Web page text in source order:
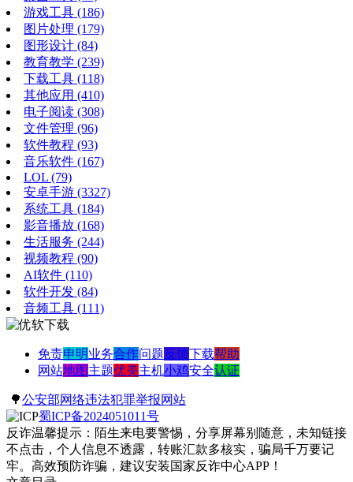
游戏工具 (186)
图片处理 (179)
图形设计 (84)
教育教学 (239)
下载工具 (118)
其他应用 (410)
电子阅读 (308)
文件管理 (96)
软件教程 (93)
音乐软件 (167)
LOL (79)
安卓手游 (3327)
系统工具 (184)
影音播放 (168)
生活服务 (244)
视频教程 (90)
AI软件 (110)
软件开发 (84)
音频工具 (111)
免责申明业务合作问题反馈下载帮助
网站地图 主题优美主机小鸡安全认证
🌳公安部网络违法犯罪举报网站
蜀ICP备2024051011号
反诈温馨提示：陌生来电要警惕，分享屏幕别随意，未知链接
不点击，个人信息不透露，转账汇款多核实，骗局千万要记
牢。高效预防诈骗，建议安装国家反诈中心APP！